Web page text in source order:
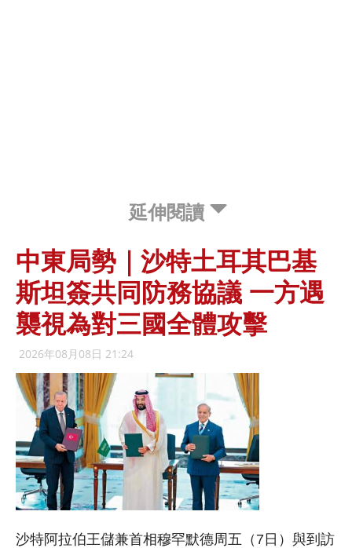
延伸閱讀
中東局勢｜沙特土耳其巴基
斯坦簽共同防務協議 一方遇
襲視為對三國全體攻擊
2026年08月08日 21:24
沙特阿拉伯王儲兼首相穆罕默德周五（7日）與到訪